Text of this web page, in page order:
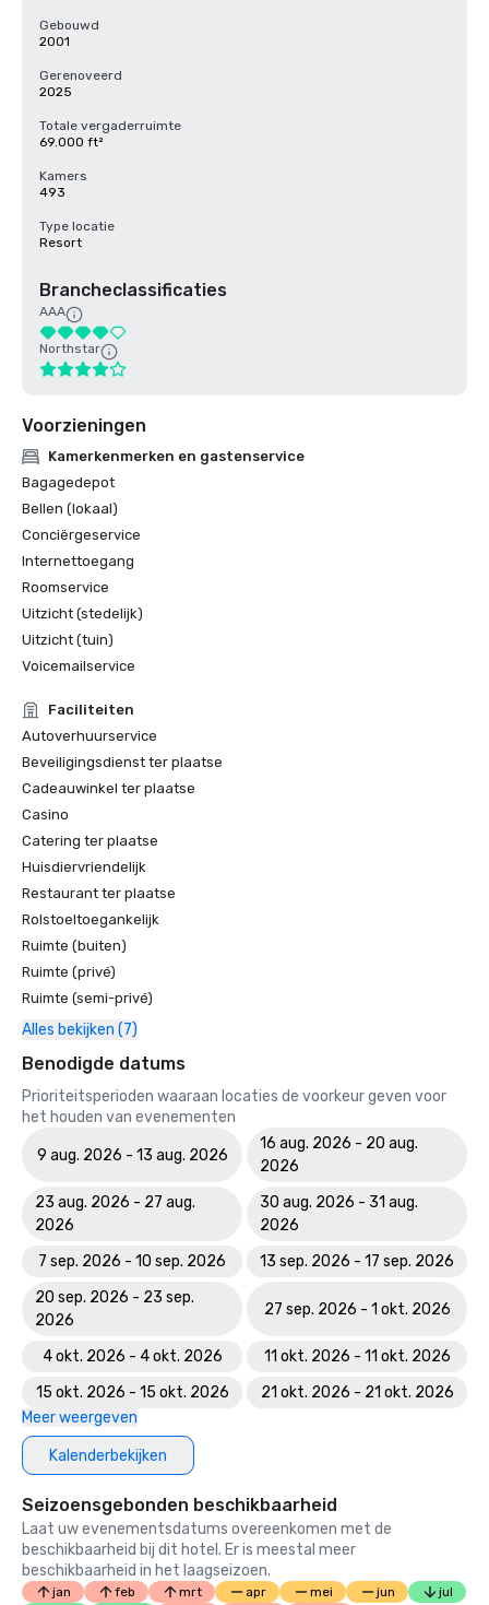
Gebouwd
2001
Gerenoveerd
2025
Totale vergaderruimte
69.000 ft²
Kamers
493
Type locatie
Resort
Brancheclassificaties
AAA
Northstar
Voorzieningen
Kamerkenmerken en gastenservice
Bagagedepot
Bellen (lokaal)
Conciërgeservice
Internettoegang
Roomservice
Uitzicht (stedelijk)
Uitzicht (tuin)
Voicemailservice
Faciliteiten
Autoverhuurservice
Beveiligingsdienst ter plaatse
Cadeauwinkel ter plaatse
Casino
Catering ter plaatse
Huisdiervriendelijk
Restaurant ter plaatse
Rolstoeltoegankelijk
Ruimte (buiten)
Ruimte (privé)
Ruimte (semi-privé)
Alles bekijken (7)
Benodigde datums
Prioriteitsperioden waaraan locaties de voorkeur geven voor
het houden van evenementen
9 aug. 2026 - 13 aug. 2026
16 aug. 2026 - 20 aug.
2026
23 aug. 2026 - 27 aug.
2026
30 aug. 2026 - 31 aug.
2026
7 sep. 2026 - 10 sep. 2026
13 sep. 2026 - 17 sep. 2026
20 sep. 2026 - 23 sep.
2026
27 sep. 2026 - 1 okt. 2026
4 okt. 2026 - 4 okt. 2026
11 okt. 2026 - 11 okt. 2026
15 okt. 2026 - 15 okt. 2026
21 okt. 2026 - 21 okt. 2026
Meer weergeven
Kalenderbekijken
Seizoensgebonden beschikbaarheid
Laat uw evenementsdatums overeenkomen met de
beschikbaarheid bij dit hotel. Er is meestal meer
beschikbaarheid in het laagseizoen.
jan feb mrt apr mei jun
jul